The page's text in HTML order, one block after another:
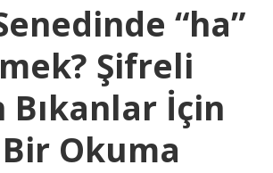
“ha”
Şifreli
Bıkanlar İçin
Okuma